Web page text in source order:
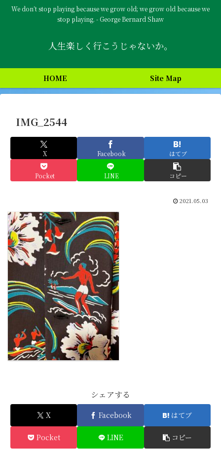
We don’t stop playing because we grow old; we grow old because we
stop playing. - George Bernard Shaw
人生楽しく行こうじゃないか。
HOME Site Map
IMG_2544
X Facebook はてブ
Pocket LINE コピー
2021.05.03
シェアする
X Facebook はてブ
Pocket LINE コピー